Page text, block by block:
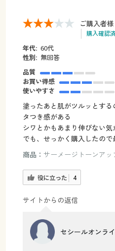
ご購入者様
購入確認
年代: 60代
性別: 無回答
品質
お買い得感
使いやすさ
塗ったあと肌がツルッとす
タつき感がある
シワとかもあまり伸びない
でも、せっかく購入したの
商品： サーメージトーンア
役に立った 4
サイトからの返信
セシールオンラ